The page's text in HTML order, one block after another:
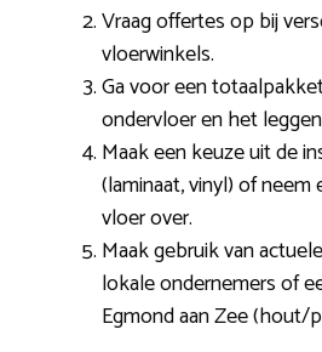
Vraag offertes op bij
vloerwinkels.
Ga voor een
ondervloer en het
Maak een keuze uit de
(laminaat, vinyl) of
vloer over.
Maak gebruik van
lokale ondernemers of
Egmond aan Zee (hout/